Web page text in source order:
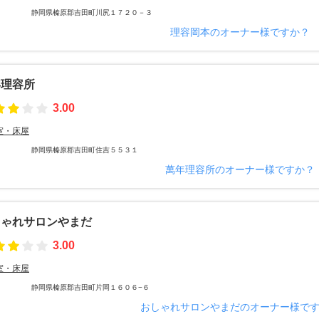
静岡県榛原郡吉田町川尻１７２０－３
理容岡本のオーナー様ですか？
容所
3.00
・床屋
静岡県榛原郡吉田町住吉５５３１
萬年理容所のオーナー様ですか？
れサロンやまだ
3.00
・床屋
静岡県榛原郡吉田町片岡１６０６−６
おしゃれサロンやまだのオーナー様で